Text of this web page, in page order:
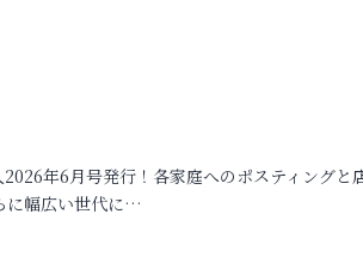
2026年6月号発行！各家庭へのポスティングと
に幅広い世代に…